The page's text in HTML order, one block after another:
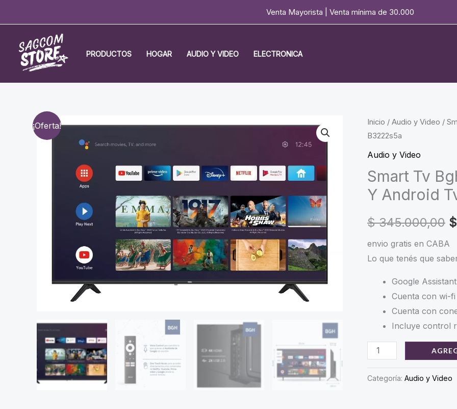
al
contenido
Venta Mayorista | Venta mínima de 30.000
PRODUCTOS HOGAR AUDIO Y VIDEO ELECTRONICA
¡Oferta! Inicio / Audio y Video /
B3222s5a
Audio y Video
Smart Tv
Y Android
$345.000,00 $
envio gratis en CABA
Lo que tenés que
Google
Cuenta con wi-
Cuenta con
Incluye control
Smart
Bgh
Categoría: Audio y Video